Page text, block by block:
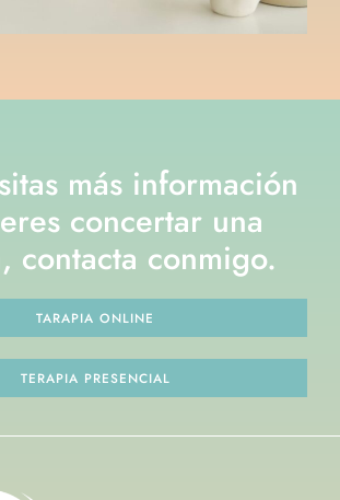
más información
concertar una
contacta conmigo.
TARAPIA ONLINE
TERAPIA PRESENCIAL